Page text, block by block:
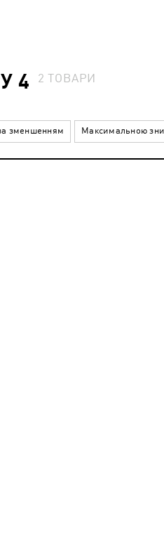
4 2ТОВАРИ
зменшенням Максимальною